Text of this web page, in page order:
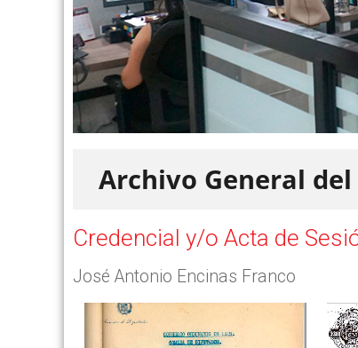
Archivo General
Credencial y/o Acta de
José Antonio Encinas Franco